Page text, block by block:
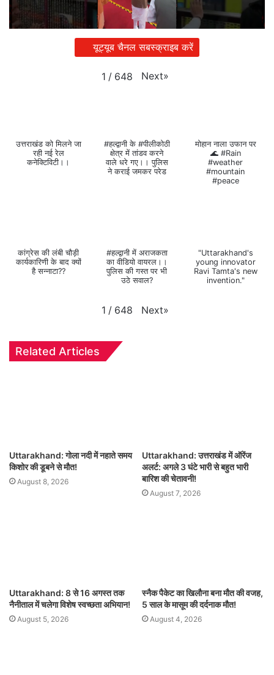
यूट्यूब चैनल सबस्क्राइब करें
1 / 648 Next»
उत्तराखंड को मिलने जा
रही नई रेल
कनेक्टिविटी।।
#हल्द्वानी के #पीलीकोठी
क्षेत्र में तांडव करने
वाले धरे गए।। पुलिस
ने कराई जमकर परेड
मोहान नाला उफान पर
🌊 #Rain
#weather
#mountain
#peace
कांग्रेस की लंबी चौड़ी
कार्यकारिणी के बाद क्यों
है सन्नाटा??
#हल्द्वानी में अराजकता
का वीडियो वायरल।।
पुलिस की गस्त पर भी
उठे सवाल?
"Uttarakhand's
young innovator
Ravi Tamta's new
invention."
1 / 648 Next»
Related Articles
Uttarakhand: गोला नदी में नहाते समय
किशोर की डूबने से मौत!
August 8, 2026
Uttarakhand: उत्तराखंड में ऑरेंज
अलर्ट: अगले 3 घंटे भारी से बहुत भारी
बारिश की चेतावनी!
August 7, 2026
Uttarakhand: 8 से 16 अगस्त तक
नैनीताल में चलेगा विशेष स्वच्छता अभियान!
August 5, 2026
स्नैक पैकेट का खिलौना बना मौत की वजह,
5 साल के मासूम की दर्दनाक मौत!
August 4, 2026